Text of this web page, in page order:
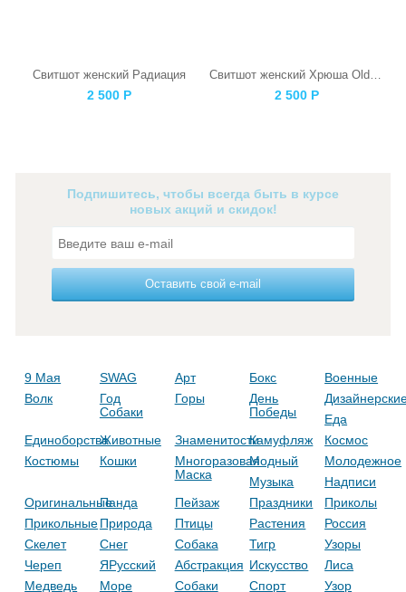
Свитшот женский Радиация
2 500 Р
Свитшот женский Хрюша Old СССР Черная
2 500 Р
Подпишитесь, чтобы всегда быть в курсе
новых акций и скидок!
Оставить свой e-mail
9 Мая SWAG Арт Бокс
Военные
Волк
Год
Собаки
Горы
День
Победы
Еда
ЕдиноборстваЖивотные ЗнаменитостиКамуфляж
Космос
Костюмы
Кошки
Многоразовая
Маска
Модный
Молодежное
Музыка
Надписи
ОригинальныеПанда Пейзаж Праздники
Приколы
ПрикольныеПрирода Птицы Растения
Россия
Скелет
Снег Собака Тигр
Узоры
Череп
ЯРусский Абстракция Искусство
Лиса
Медведь
Море Собаки Спорт Узор